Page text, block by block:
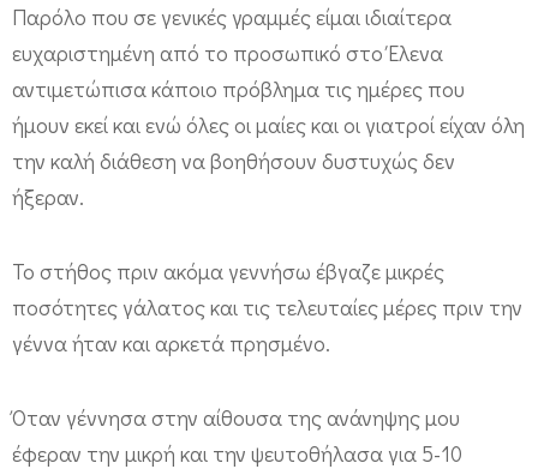
α
π
ρ
ο
τ
ε
ί
ν
ο
ν
κ
Παρόλο που σε γενικές γραμμές είμαι ιδιαίτερα
ευχαριστημένη από το προσωπικό στο Έλενα
αντιμετώπισα κάποιο πρόβλημα τις ημέρες που
ήμουν εκεί και ενώ όλες οι μαίες και οι γιατροί είχαν όλη
την καλή διάθεση να βοηθήσουν δυστυχώς δεν
ήξεραν.
Το στήθος πριν ακόμα γεννήσω έβγαζε μικρές
ποσότητες γάλατος και τις τελευταίες μέρες πριν την
γέννα ήταν και αρκετά πρησμένο.
Όταν γέννησα στην αίθουσα της ανάνηψης μου
έφεραν την μικρή και την ψευτοθήλασα για 5-10